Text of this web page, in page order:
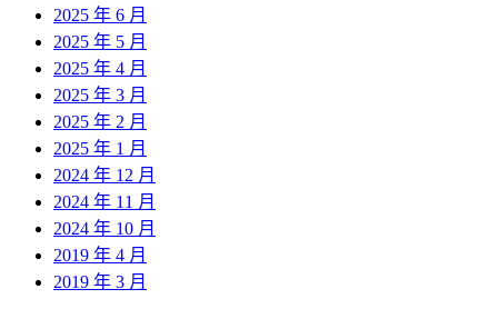
2025 年 6 月
2025 年 5 月
2025 年 4 月
2025 年 3 月
2025 年 2 月
2025 年 1 月
2024 年 12 月
2024 年 11 月
2024 年 10 月
2019 年 4 月
2019 年 3 月